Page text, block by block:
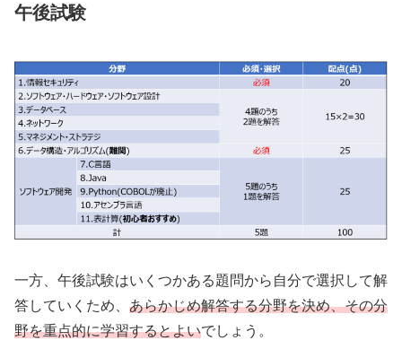
午後試験
一方、午後試験はいくつかある題問から自分で選択して解
答していくため、 あらかじめ解答する分野を決め、その分
野を重点的に学習するとよいでしょう。